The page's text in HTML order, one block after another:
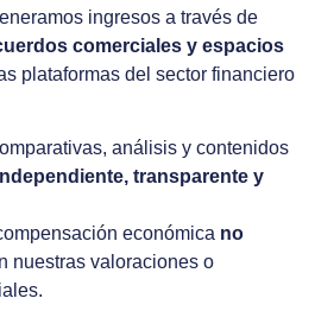
ingresos a través de
comerciales y espacios
plataformas del sector financiero
análisis y contenidos
transparente y
económica no
nuestras valoraciones o